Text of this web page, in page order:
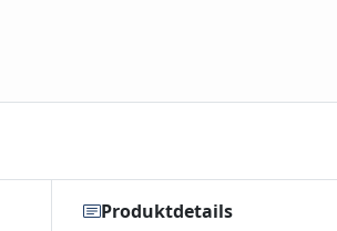
Produktdetails